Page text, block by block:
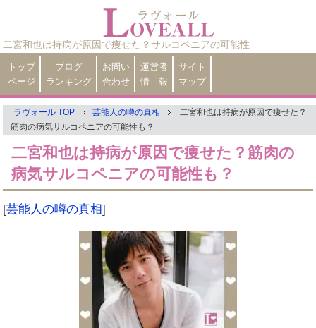
二宮和也は持病が原因で痩せた？サルコペニアの可能性
トップ
ページ
ブログ
ランキング
お問い
合わせ
運営者
情 報
サイト
マップ
ラヴォール TOP 芸能人の噂の真相
二宮和也は持病が原因で痩せた？
筋肉の病気サルコペニアの可能性も？
二宮和也は持病が原因で痩せた？筋肉の
病気サルコペニアの可能性も？
[芸能人の噂の真相]